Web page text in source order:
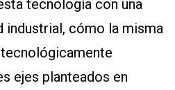
tecnología con una
industrial, cómo la misma
ejes planteados en